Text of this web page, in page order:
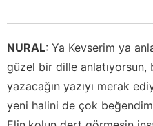
NURAL: Ya Kevserim ya
güzel bir dille
yazacağın yazıyı merak
yeni halini de çok